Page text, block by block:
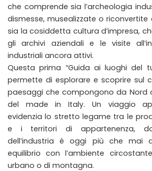
che comprende sia l’archeologia
dismesse, musealizzate o riconvertite
sia la cosiddetta cultura d’impresa,
gli archivi aziendali e le visite
industriali ancora attivi.
Questa prima “Guida ai luoghi del
permette di esplorare e scoprire sul
paesaggi che compongono da Nord
del made in Italy. Un viaggio
evidenzia lo stretto legame tra le
e i territori di appartenenza,
dell’industria è oggi più che mai
equilibrio con l’ambiente
urbano o di montagna.